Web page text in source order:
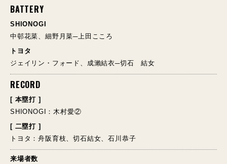
BATTERY
SHIONOGI
中邨花菜、細野月菜─上田こころ
トヨタ
ジェイリン・フォード、成瀨結衣─切石 結女
RECORD
[ 本塁打 ]
SHIONOGI：木村愛②
[ 二塁打 ]
トヨタ：舟阪育枝、切石結女、石川恭子
来場者数